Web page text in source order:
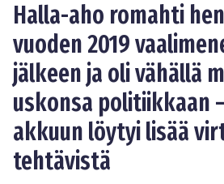
Halla-aho romahti
vuoden 2019
jälkeen ja oli vähällä
uskonsa politiikkaan
akkuun löytyi lisää
tehtävistä